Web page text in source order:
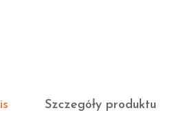
Szczegóły produktu